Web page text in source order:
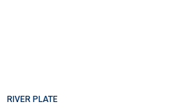
RIVER PLATE